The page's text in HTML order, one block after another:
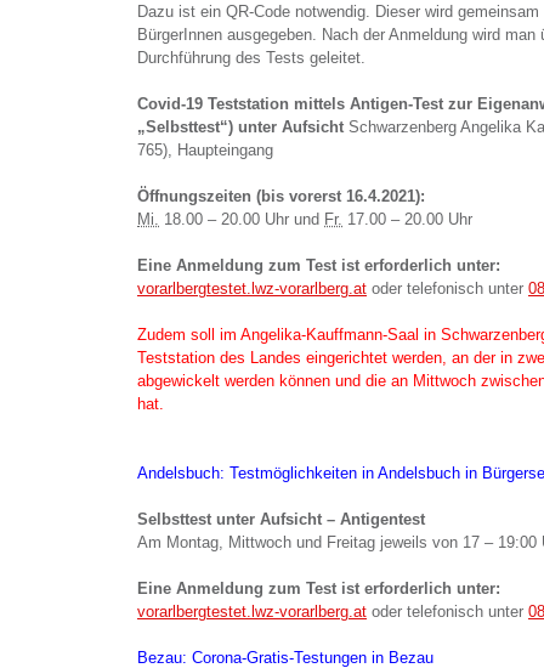
Dazu ist ein QR-Code notwendig. Dieser wird
BürgerInnen ausgegeben. Nach der Anmeldung wird
Durchführung des Tests geleitet.
Covid-19 Teststation mittels Antigen-Test zur
„Selbsttest“) unter Aufsicht Schwarzenberg Angelika
765), Haupteingang
Öffnungszeiten (bis vorerst 16.4.2021):
Mi. 18.00 – 20.00 Uhr und Fr. 17.00 – 20.00 Uhr
Eine Anmeldung zum Test ist erforderlich unter:
vorarlbergtestet.lwz-vorarlberg.at oder telefonisch unter
Zudem soll im Angelika-Kauffmann-Saal in
Teststation des Landes eingerichtet werden, an der in
abgewickelt werden können und die an Mittwoch
hat.
Andelsbuch: Testmöglichkeiten in Andelsbuch in
Selbsttest unter Aufsicht – Antigentest
Am Montag, Mittwoch und Freitag jeweils von 17 – 19:00
Eine Anmeldung zum Test ist erforderlich unter:
vorarlbergtestet.lwz-vorarlberg.at oder telefonisch unter
Bezau: Corona-Gratis-Testungen in Bezau